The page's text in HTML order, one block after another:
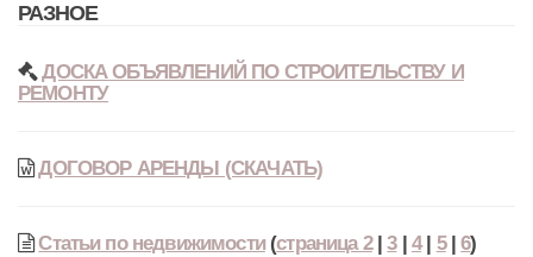
РАЗНОЕ
ДОСКА ОБЪЯВЛЕНИЙ ПО СТРОИТЕЛЬСТВУ И
РЕМОНТУ
ДОГОВОР АРЕНДЫ (СКАЧАТЬ)
Статьи по недвижимости(страница 2|3| 4| 5|6)